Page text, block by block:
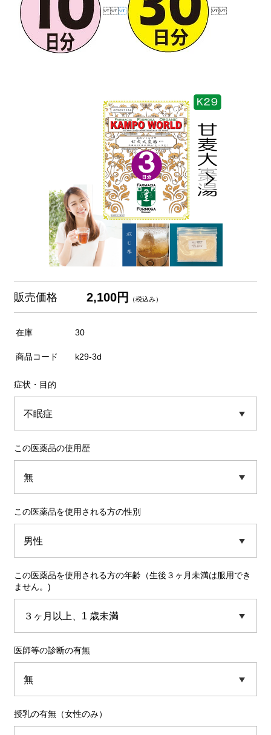
販売価格 2,100円 （税込み）
在庫 30
商品コード k29-3d
症状・目的
この医薬品の使用歴
この医薬品を使用される方の性別
この医薬品を使用される方の年齢（生後３ヶ月未満は服用でき
ません。)
医師等の診断の有無
授乳の有無（女性のみ）